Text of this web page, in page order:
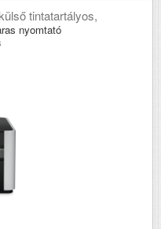
tintatartályos,
nyomtató